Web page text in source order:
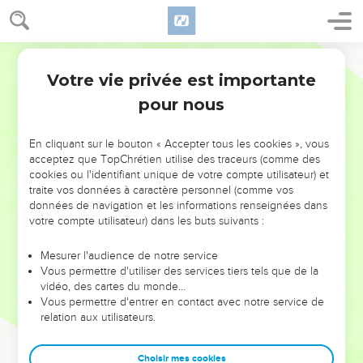
NE MANQUEZ PAS L’ÉVÉNEMENT
DE L’ANNÉE !
ET SI LEURS ERREURS POUVAIENT VOUS ÉVITER LES
VOTRES ?
leur foi ou leur vision. Mais on voit moins les doutes, les erreurs
et les saisons difficiles qu'ils ont traversés, alors même que ce
sont elles qui les ont façonnés.
Dans cette conférence, leaders, entrepreneurs, et responsables
clés pour avancer avec plus de sagesse afin que leurs erreurs
Votre vie privée est importante
pour nous
En cliquant sur le bouton « Accepter tous les cookies », vous
acceptez que TopChrétien utilise des traceurs (comme des
cookies ou l'identifiant unique de votre compte utilisateur) et
traite vos données à caractère personnel (comme vos
données de navigation et les informations renseignées dans
votre compte utilisateur) dans les buts suivants :
Mesurer l'audience de notre service
Vous permettre d'utiliser des services tiers tels que de la
vidéo, des cartes du monde…
Vous permettre d'entrer en contact avec notre service de
relation aux utilisateurs.
Choisir mes cookies